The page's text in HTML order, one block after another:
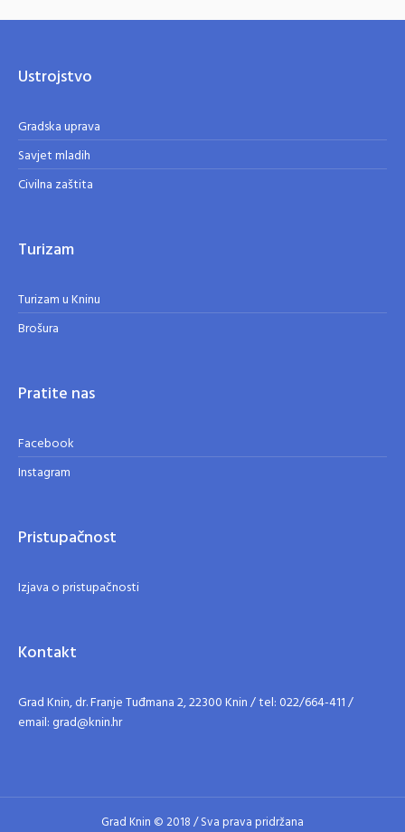
Ustrojstvo
Gradska uprava
Savjet mladih
Civilna zaštita
Turizam
Turizam u Kninu
Brošura
Pratite nas
Facebook
Instagram
Pristupačnost
Izjava o pristupačnosti
Kontakt
Grad Knin, dr. Franje Tuđmana 2, 22300 Knin / tel: 022/664-411 /
email: grad@knin.hr
Grad Knin © 2018 / Sva prava pridržana